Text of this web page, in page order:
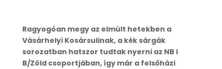
Ragyogóan megy az elmúlt hetekben a
Vásárhelyi Kosársulinak, a kék sárgák
sorozatban hatszor tudtak nyerni az NB I
B/Zöld csoportjában, így már a felsőházi